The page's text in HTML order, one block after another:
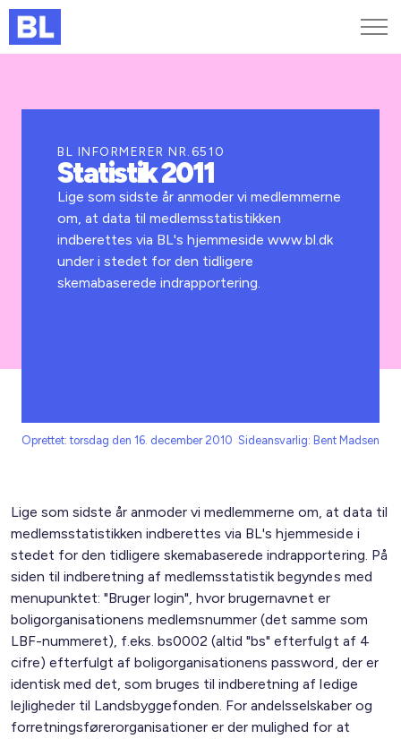
Kurser og arrangementer
Jobportalen
BL INFORMERER NR.6510
Statistik 2011
Lige som sidste år anmoder vi medlemmerne
om, at data til medlemsstatistikken
indberettes via BL's hjemmeside www.bl.dk
under i stedet for den tidligere
skemabaserede indrapportering.
Oprettet: torsdag den 16. december 2010 Sideansvarlig: Bent Madsen
Lige som sidste år anmoder vi medlemmerne om, at data til
medlemsstatistikken indberettes via BL's hjemmeside i
stedet for den tidligere skemabaserede indrapportering. På
siden til indberetning af medlemsstatistik begyndes med
menupunktet: "Bruger login", hvor brugernavnet er
boligorganisationens medlemsnummer (det samme som
LBF-nummeret), f.eks. bs0002 (altid "bs" efterfulgt af 4
cifre) efterfulgt af boligorganisationens password, der er
identisk med det, som bruges til indberetning af ledige
lejligheder til Landsbyggefonden. For andelsselskaber og
forretningsførerorganisationer er der mulighed for at